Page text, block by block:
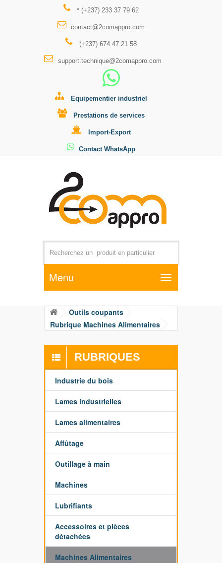
* (+237) 233 37 79 62
contact@2comappro.com
(+237) 674 47 21 58
support.technique@2comappro.com
Equipementier industriel
Prestations de services
Import-Export
Contact WhatsApp
Par exemple +distributeur +CD01
Outils coupants
Rubrique Machines Alimentaires
RUBRIQUES
Industrie du bois
Lames industrielles
Lames alimentaires
Affûtage
Outillage à main
Machines
Lubrifiants
Accessoires et pièces
détachées
Machines Alimentaires